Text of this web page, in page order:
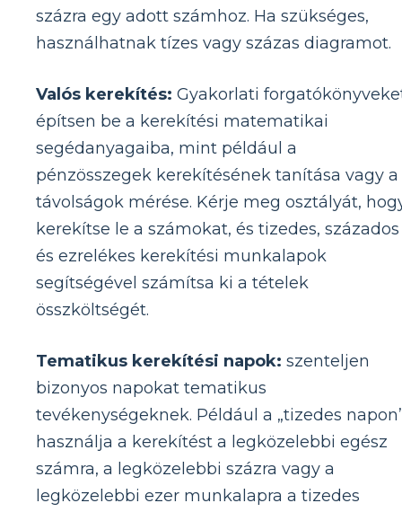
százra egy adott számhoz. Ha szükséges,
használhatnak tízes vagy százas diagramot.
Valós kerekítés: Gyakorlati
építsen be a kerekítési matematikai
segédanyagaiba, mint például a
pénzösszegek kerekítésének tanítása vagy a
távolságok mérése. Kérje meg osztályát,
kerekítse le a számokat, és tizedes, százados
és ezrelékes kerekítési munkalapok
segítségével számítsa ki a tételek
összköltségét.
Tematikus kerekítési napok: szenteljen
bizonyos napokat tematikus
tevékenységeknek. Például a „tizedes
használja a kerekítést a legközelebbi egész
számra, a legközelebbi százra vagy a
legközelebbi ezer munkalapra a tizedes